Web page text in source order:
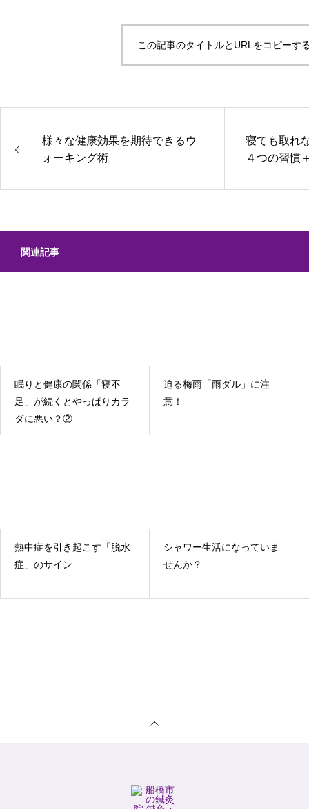
この記事のタイトルとURLをコピーす
様々な健康効果を期待できるウ
ォーキング術
寝ても取れ
４つの習慣
関連記事
眠りと健康の関係「寝不
足」が続くとやっぱりカラ
ダに悪い？②
迫る梅雨「雨ダル」に注
意！
熱中症を引き起こす「脱水
症」のサイン
シャワー生活になっていま
せんか？